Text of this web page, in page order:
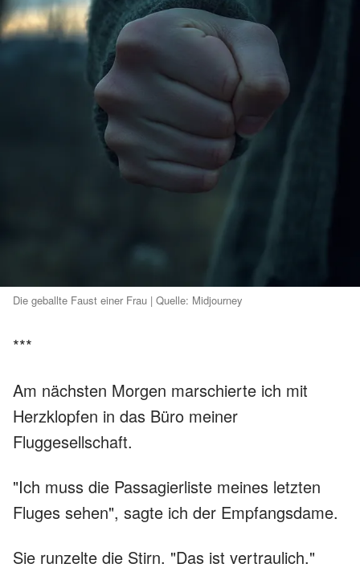
Die geballte Faust einer Frau | Quelle: Midjourney
***
Am nächsten Morgen marschierte ich mit
Herzklopfen in das Büro meiner
Fluggesellschaft.
"Ich muss die Passagierliste meines letzten
Fluges sehen", sagte ich der Empfangsdame.
Sie runzelte die Stirn. "Das ist vertraulich."